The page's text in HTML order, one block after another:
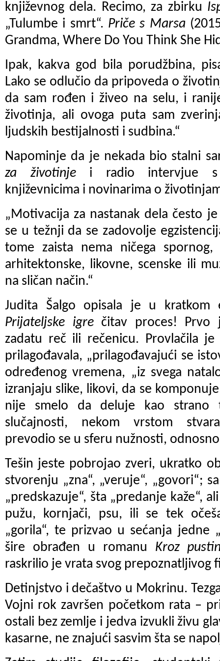
književnog dela. Recimo, za zbirku
„Tulumbe i smrt“. Priče s Marsa
Grandma, Where Do You Think She
Ipak, kakva god bila porudžbina,
Lako se odlučio da pripoveda o
da sam rođen i živeo na selu, i
životinja, ali ovoga puta sam
ljudskih bestijalnosti i sudbina.“
Napominje da je nekada bio stalni
za životinjei radio intervjue s
književnicima i novinarima o
„Motivacija za nastanak dela često
se u težnji da se zadovolje
tome zaista nema ničega
arhitektonske, likovne, scenske ili
na sličan način.“
Judita Šalgo opisala je u
Prijateljske igrečitav proces! Prvo
zadatu reč ili rečenicu. Provlačila je
prilagođavala, „prilagođavajući se
određenog vremena, „iz svega
izranjaju slike, likovi, da se
nije smelo da deluje kao strano
slučajnosti, nekom vrstom
prevodio se u sferu nužnosti, odnosno
Tešin jeste pobrojao zveri, ukratko
stvorenju „zna“, „veruje“, „govori“;
„predskazuje“, šta „predanje kaže“,
pužu, kornjači, psu, ili se tek
„gorila“, te prizvao u sećanja jedne
šire obrađen u romanu Kroz
raskrilio je vrata svog prepoznatljivog
Detinjstvo i dečaštvo u Mokrinu.
Vojni rok završen početkom rata –
ostali bez zemlje i jedva izvukli živu
kasarne, ne znajući sasvim šta se